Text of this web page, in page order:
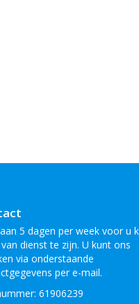
5 dagen per week voor u
dienst te zijn. U kunt ons
via onderstaande
per e-mail.
61906239